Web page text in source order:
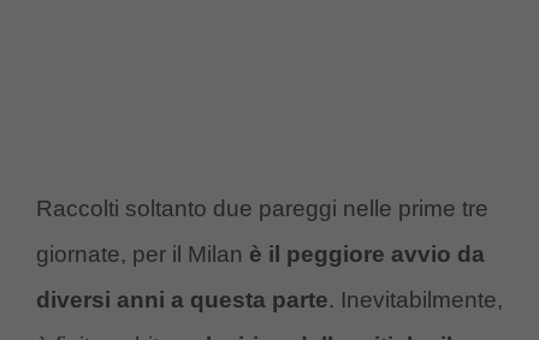
Raccolti soltanto due pareggi nelle prime tre
giornate, per il Milan è il peggiore avvio da
diversi anni a questa parte. Inevitabilmente,